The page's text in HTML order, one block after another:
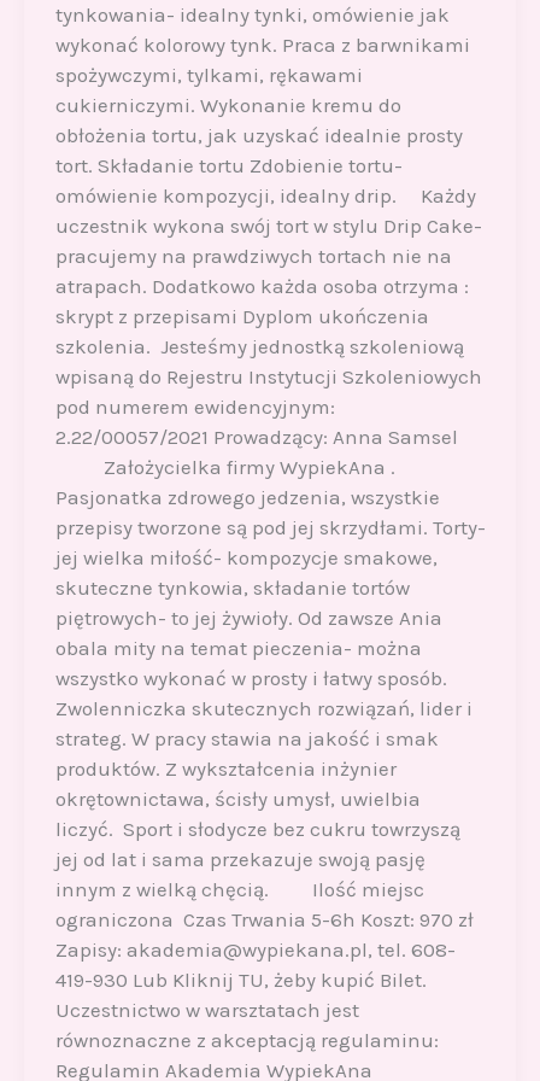
tynkowania- idealny tynki, omówienie jak
wykonać kolorowy tynk. Praca z barwnikami
spożywczymi, tylkami, rękawami
cukierniczymi. Wykonanie kremu do
obłożenia tortu, jak uzyskać idealnie prosty
tort. Składanie tortu Zdobienie tortu-
omówienie kompozycji, idealny drip. Każdy
uczestnik wykona swój tort w stylu Drip Cake-
pracujemy na prawdziwych tortach nie na
atrapach. Dodatkowo każda osoba otrzyma :
skrypt z przepisami Dyplom ukończenia
szkolenia. Jesteśmy jednostką szkoleniową
wpisaną do Rejestru Instytucji Szkoleniowych
pod numerem ewidencyjnym:
2.22/00057/2021 Prowadzący: Anna Samsel
Założycielka firmy WypiekAna .
Pasjonatka zdrowego jedzenia, wszystkie
przepisy tworzone są pod jej skrzydłami. Torty-
jej wielka miłość- kompozycje smakowe,
skuteczne tynkowia, składanie tortów
piętrowych- to jej żywioły. Od zawsze Ania
obala mity na temat pieczenia- można
wszystko wykonać w prosty i łatwy sposób.
Zwolenniczka skutecznych rozwiązań, lider i
strateg. W pracy stawia na jakość i smak
produktów. Z wykształcenia inżynier
okrętownictawa, ścisły umysł, uwielbia
liczyć. Sport i słodycze bez cukru towrzyszą
jej od lat i sama przekazuje swoją pasję
innym z wielką chęcią. Ilość miejsc
ograniczona Czas Trwania 5-6h Koszt: 970 zł
Zapisy: akademia@wypiekana.pl, tel. 608-
419-930 Lub Kliknij TU, żeby kupić Bilet.
Uczestnictwo w warsztatach jest
równoznaczne z akceptacją regulaminu:
Regulamin Akademia WypiekAna